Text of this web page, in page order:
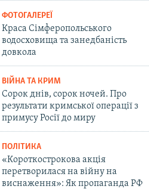
ФОТОГАЛЕРЕЇ
Краса Сімферопольського
водосховища та занедбаність
довкола
ВІЙНА ТА КРИМ
Сорок днів, сорок ночей. Про
результати кримської операції з
примусу Росії до миру
ПОЛІТИКА
«Короткострокова акція
перетворилася на війну на
виснаження»: Як пропаганда РФ